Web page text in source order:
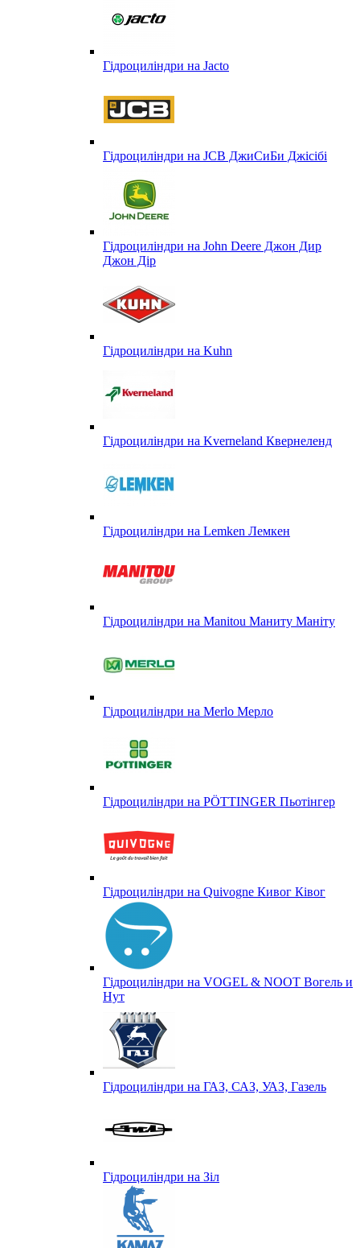
Гідроциліндри на Jacto
Гідроциліндри на JCB ДжиСиБи Джісібі
Гідроциліндри на John Deere Джон Дир
Джон Дір
Гідроциліндри на Kuhn
Гідроциліндри на Kverneland Квернеленд
Гідроциліндри на Lemken Лемкен
Гідроциліндри на Manitou Маниту Маніту
Гідроциліндри на Merlo Мерло
Гідроциліндри на PÖTTINGER Пьотінгер
Гідроциліндри на Quivogne Кивог Ківог
Гідроциліндри на VOGEL & NOOT Вогель и
Нут
Гідроциліндри на ГАЗ, САЗ, УАЗ, Газель
Гідроциліндри на Зіл